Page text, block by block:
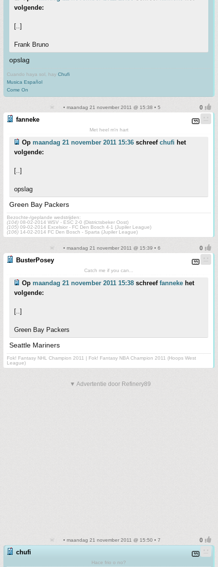
volgende:
[..]
Frank Bruno
opslag
Cuando haya sol, hay Chufi
Musica Español
Come On
• maandag 21 november 2011 @ 15:38 • 5
fanneke
Met heel m'n hart
Op maandag 21 november 2011 15:36 schreef chufi het
volgende:
[..]
opslag
Green Bay Packers
Bezochte-/geplande wedstrijden:
(104) 08-02-2014 WSV - ESC 2-0 (Districtsbeker Oost)
(105) 09-02-2014 Excelsior - FC Den Bosch 4-1 (Jupiler League)
(106) 14-02-2014 FC Den Bosch - Sparta (Jupiler League)
• maandag 21 november 2011 @ 15:39 • 6
BusterPosey
Catch me if you can...
Op maandag 21 november 2011 15:38 schreef fanneke het
volgende:
[..]
Green Bay Packers
Seattle Mariners
Fok! Fantasy NHL Champion 2011 | Fok! Fantasy NBA Champion 2011 (Hoops West
League)
▼ Advertentie door Refinery89
• maandag 21 november 2011 @ 15:50 • 7
chufi
Hace frio o no?